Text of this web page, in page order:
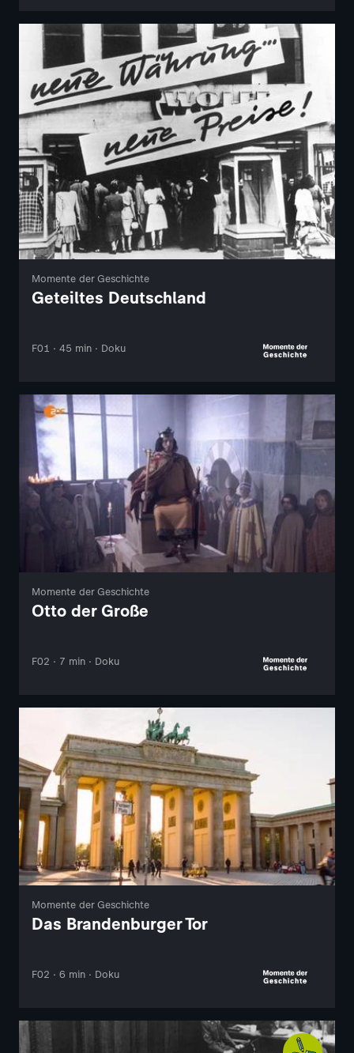
Momente der Geschichte
Geteiltes Deutschland
F01 · 45 min · Doku
Momente der Geschichte
Otto der Große
F02 · 7 min · Doku
Momente der Geschichte
Das Brandenburger Tor
F02 · 6 min · Doku